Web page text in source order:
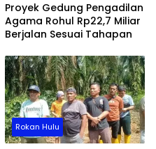
Proyek Gedung Pengadilan
Agama Rohul Rp22,7 Miliar
Berjalan Sesuai Tahapan
Rokan Hulu